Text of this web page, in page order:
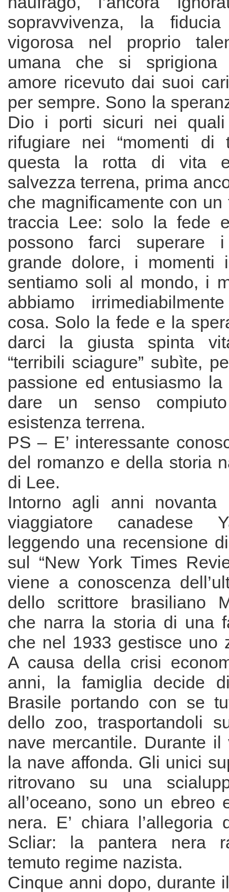
sopravvivenza, la
vigorosa nel proprio
umana che si sprigiona
amore ricevuto dai suoi
per sempre. Sono la
Dio i porti sicuri nei quali
rifugiare nei “momenti di
questa la rotta di vita
salvezza terrena, prima
che magnificamente con un
traccia Lee: solo la fede
possono farci superare
grande dolore, i
sentiamo soli al mondo, i
abbiamo
cosa. Solo la fede e la
darci la giusta spinta
“terribili sciagure” subìte,
passione ed entusiasmo
dare un senso
esistenza terrena.
PS – E’ interessante
del romanzo e della storia
di Lee.
Intorno agli anni
viaggiatore canadese
leggendo una recensione
sul “New York Times
viene a conoscenza
dello scrittore brasiliano
che narra la storia di una
che nel 1933 gestisce uno
A causa della crisi
anni, la famiglia decide
Brasile portando con se
dello zoo, trasportandoli
nave mercantile. Durante il
la nave affonda. Gli unici
ritrovano su una
all’oceano, sono un ebreo
nera. E’ chiara l’allegoria
Scliar: la pantera nera
temuto regime nazista.
Cinque anni dopo, durante